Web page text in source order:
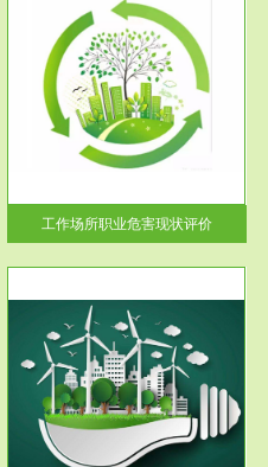
工作场所职业危害现状评价